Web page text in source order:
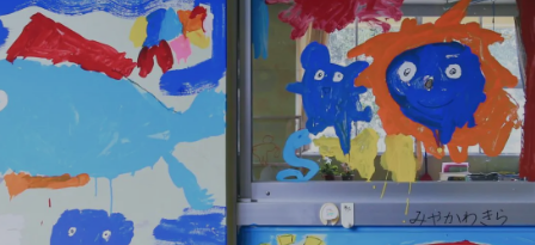
エナージェル サインペン オレンズ
商品を探す
商品を探すトップ
ボールペン
ペン
マーカー
シャープペン
ぺんてるについて
ぺんてるについてトップ
メッセージ